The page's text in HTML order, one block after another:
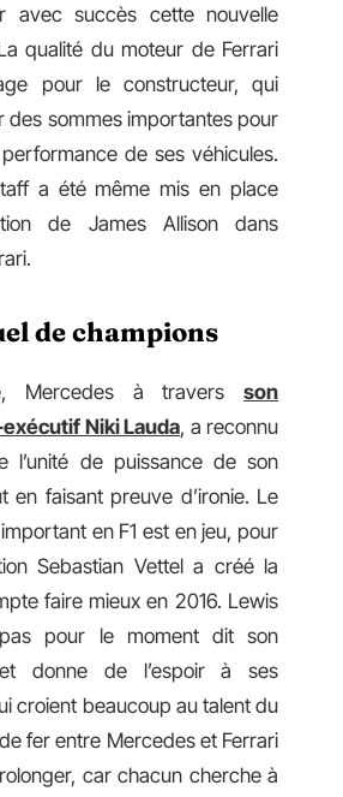
avec succès cette nouvelle
qualité du moteur de Ferrari
pour le constructeur, qui
des sommes importantes pour
de ses véhicules.
a été même mis en place
de James Allison dans
de champions
Mercedes à travers son
Niki Lauda, a reconnu
l’unité de puissance de son
en faisant preuve d’ironie. Le
en F1 est en jeu, pour
Sebastian Vettel a créé la
faire mieux en 2016. Lewis
pas pour le moment dit son
donne de l’espoir à ses
croient beaucoup au talent du
fer entre Mercedes et Ferrari
car chacun cherche à